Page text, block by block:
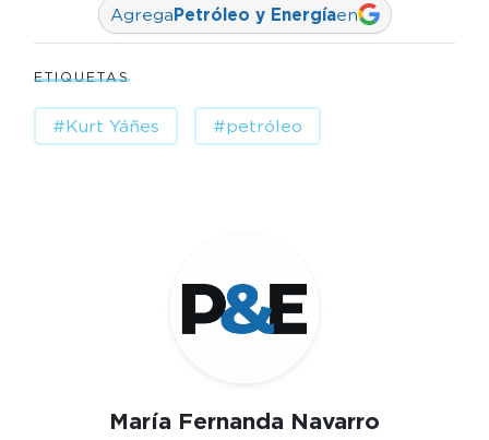
AgregaPetróleo y Energíaen
ETIQUETAS
#Kurt Yáñes #petróleo
María Fernanda Navarro